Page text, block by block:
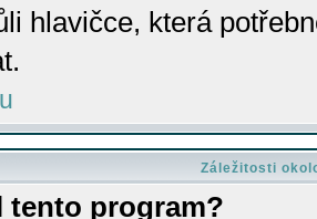
hlavičce, která
Záležitosti
tento program?